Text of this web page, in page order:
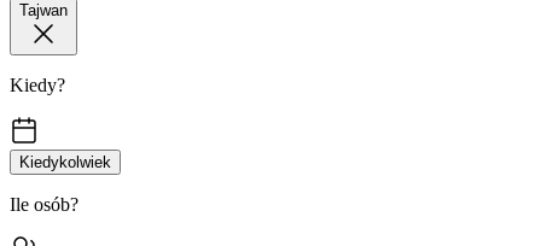
Tajwan
Kiedy?
Kiedykolwiek
Ile osób?